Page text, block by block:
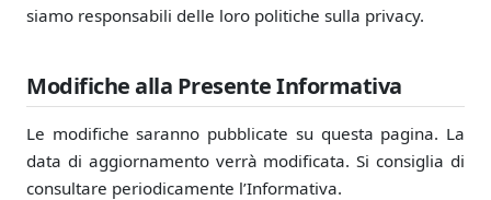
siamo responsabili delle loro politiche sulla privacy.
Modifiche alla Presente Informativa
Le modifiche saranno pubblicate su questa pagina. La
data di aggiornamento verrà modificata. Si consiglia di
consultare periodicamente l’Informativa.